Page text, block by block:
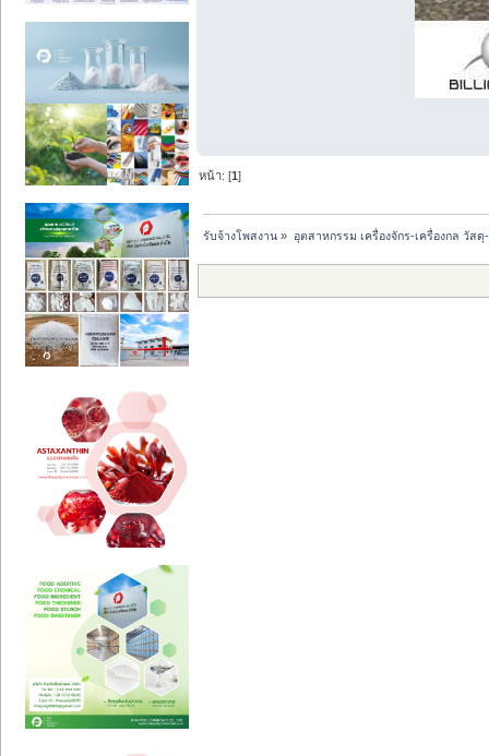
หน้า: [1]
รับจ้างโพสงาน » อุตสาหกรรม เครื่องจักร-เครื่องกล วัส